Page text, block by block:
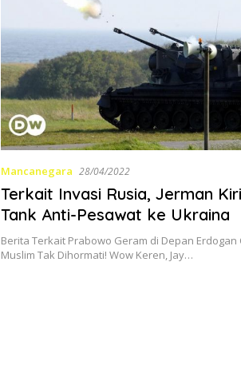
Mancanegara 28/04/2022
Terkait Invasi Rusia, Jerman
Tank Anti-Pesawat ke Ukraina
Berita Terkait Prabowo Geram di Depan Erdogan
Muslim Tak Dihormati! Wow Keren, Jay…